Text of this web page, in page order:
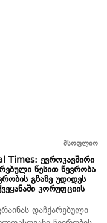
მსოფლიო
Times: ევროკავშირი
წესით წევრობა
გზაზე უდიდეს
კორუფციის
დაჩქარებული